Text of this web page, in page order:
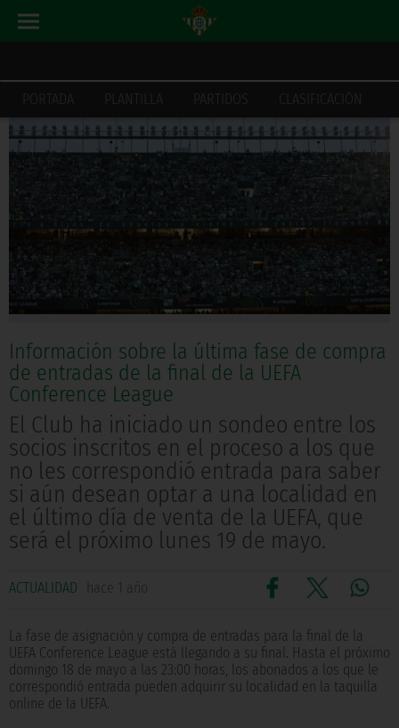
PORTADA PLANTILLA PARTIDOS CLASIFICACIÓN
Información sobre la última fase de compra
de entradas de la final de la UEFA
Conference League
El Club ha iniciado un sondeo entre los
socios inscritos en el proceso a los que
no les correspondió entrada para saber
si aún desean optar a una localidad en
el último día de venta de la UEFA, que
será el próximo lunes 19 de mayo.
ACTUALIDAD hace 1 año
La fase de asignación y compra de entradas para la final de la
UEFA Conference League está llegando a su final. Hasta el próximo
domingo 18 de mayo a las 23:00 horas, los abonados a los que le
correspondió entrada pueden adquirir su localidad en la taquilla
online de la UEFA.